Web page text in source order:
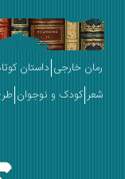
خارجی داستان کوتاه تاریخ
کودک و نوجوان طرح جلد